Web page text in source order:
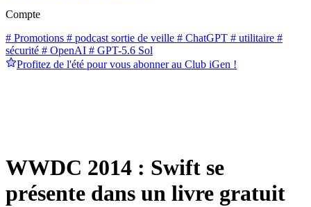
Compte
# Promotions # podcast sortie de veille # ChatGPT # utilitaire #
sécurité # OpenAI # GPT-5.6 Sol
Profitez de l'été pour vous abonner au Club iGen !
WWDC 2014 : Swift se
présente dans un livre gratuit